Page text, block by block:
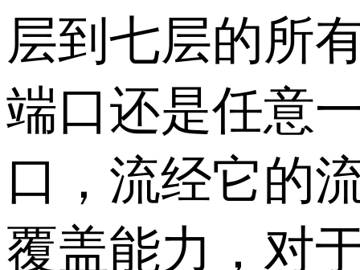
层到七层的所
端口还是任意
口，流经它的
覆盖能力，对